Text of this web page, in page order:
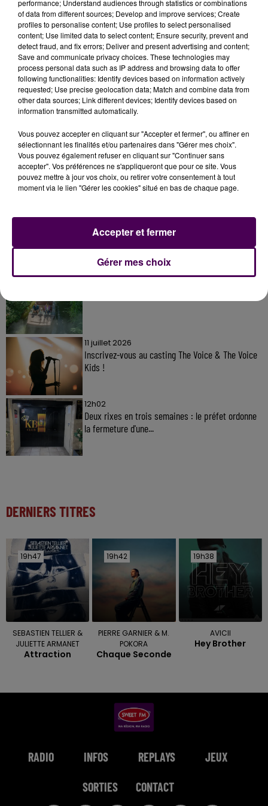
"Naturellement, d'autres contrôles seront réalisés
concomitamment et tout au long de la semaine sur
les routes du département sans pour autant être
annoncés. La sécurité est l’affaire de tous et chacun
a le devoir de se sentir responsable au
volant"concluent les gendarmes sur leur page
Facebook, où l’information est aussi disponible.
À LA UNE
11 juillet 2026
Inscrivez-vous au casting The Voice & The Voice
Kids !
12h02
Deux rixes en trois semaines : le préfet ordonne
la fermeture d'une...
DERNIERS TITRES
19h47
19h47
SEBASTIEN TELLIER &
JULIETTE ARMANET
Attraction
19h42
19h42
PIERRE GARNIER & M.
POKORA
Chaque Seconde
19h38
19h38
AVICII
Hey Brother
RADIO INFOS REPLAYS JEUX
SORTIES CONTACT
performance; Understand audiences through statistics or combinations
of data from different sources; Develop and improve services; Create
profiles to personalise content; Use profiles to select personalised
content; Use limited data to select content; Ensure security, prevent and
detect fraud, and fix errors; Deliver and present advertising and content;
Save and communicate privacy choices. These technologies may
process personal data such as IP address and browsing data to offer
following functionalities: Identify devices based on information actively
requested; Use precise geolocation data; Match and combine data from
other data sources; Link different devices; Identify devices based on
information transmitted automatically.
Vous pouvez accepter en cliquant sur "Accepter et fermer", ou affiner en
sélectionnant les finalités et/ou partenaires dans "Gérer mes choix".
Vous pouvez également refuser en cliquant sur "Continuer sans
accepter". Vos préférences ne s'appliqueront que pour ce site. Vous
pouvez mettre à jour vos choix, ou retirer votre consentement à tout
moment via le lien "Gérer les cookies" situé en bas de chaque page.
Gérer mes choix
Accepter et fermer